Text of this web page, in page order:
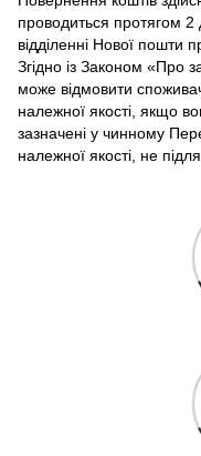
проводиться протягом
відділенні Нової пошти
Згідно із Законом «Про
може відмовити
належної якості, якщо
зазначені у чинному
належної якості, не